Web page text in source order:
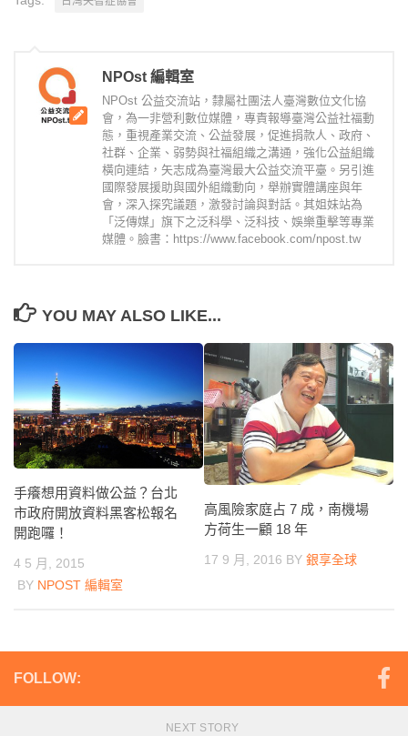
NPOst 編輯室
NPOst 公益交流站，隸屬社團法人臺灣數位文化協
會，為一非營利數位媒體，專責報導臺灣公益社福動
態，重視產業交流、公益發展，促進捐款人、政府、
社群、企業、弱勢與社福組織之溝通，強化公益組織
橫向連結，矢志成為臺灣最大公益交流平臺。另引進
國際發展援助與國外組織動向，舉辦實體講座與年
會，深入探究議題，激發討論與對話。其姐妹站為
「泛傳媒」旗下之泛科學、泛科技、娛樂重擊等專業
媒體。臉書：https://www.facebook.com/npost.tw
YOU MAY ALSO LIKE...
手癢想用資料做公益？台北
市政府開放資料黑客松報名
開跑囉！
4 5 月, 2015
BY NPOST 編輯室
高風險家庭占 7 成，南機場
方荷生一顧 18 年
17 9 月, 2016 BY 銀享全球
FOLLOW:
NEXT STORY